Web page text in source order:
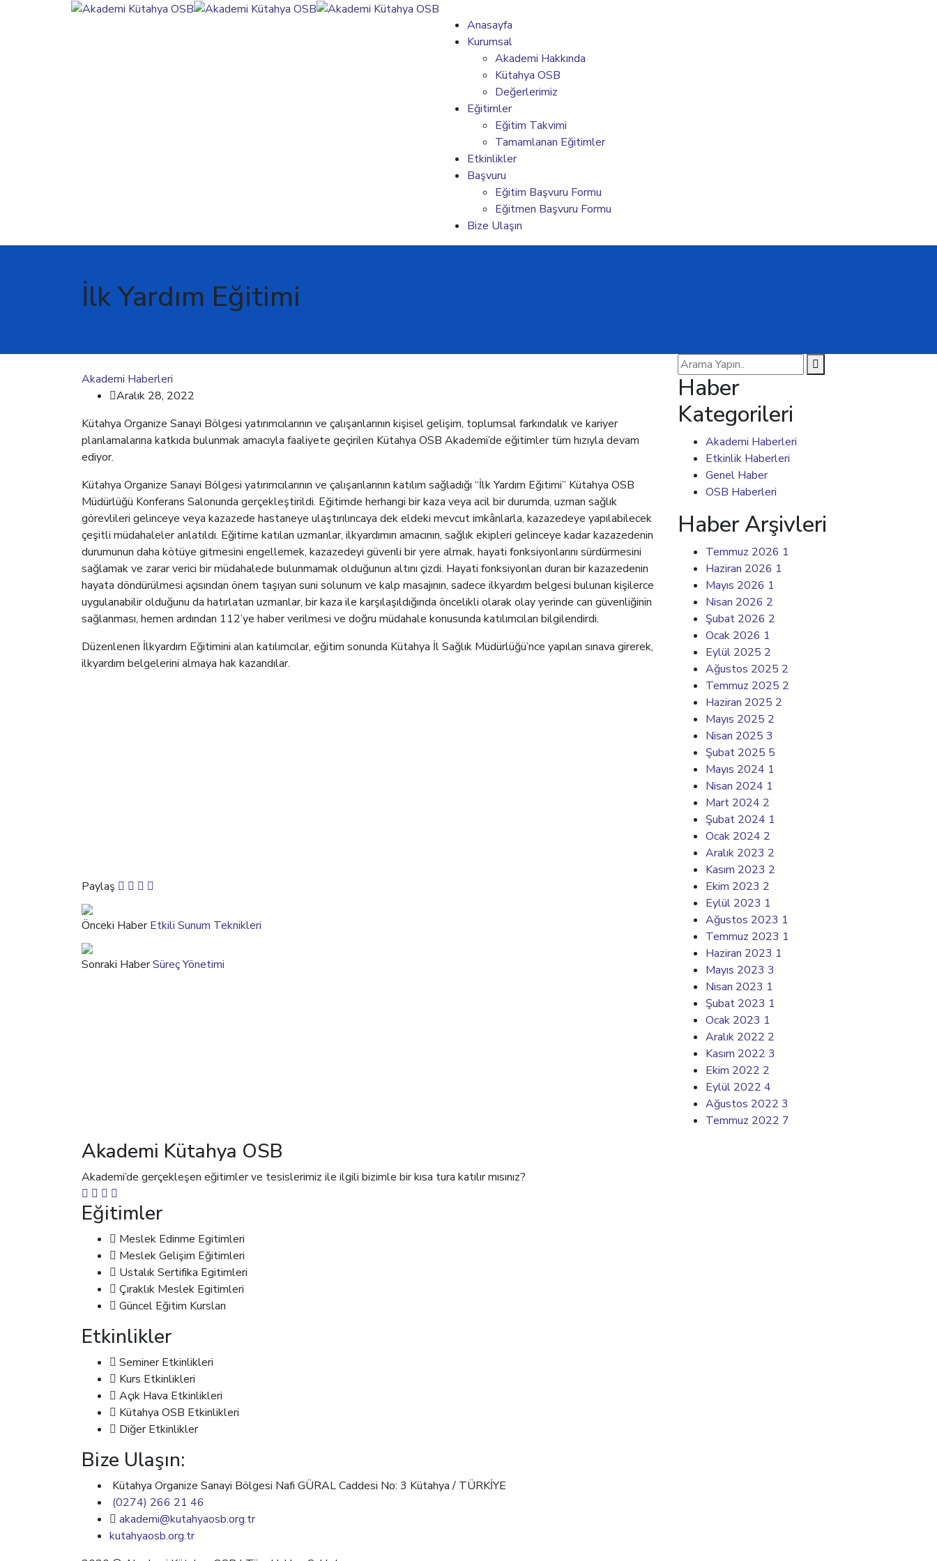
Anasayfa
Kurumsal
Akademi Hakkında
Kütahya OSB
Değerlerimiz
Eğitimler
Eğitim Takvimi
Tamamlanan Eğitimler
Etkinlikler
Başvuru
Eğitim Başvuru Formu
Eğitmen Başvuru Formu
Bize Ulaşın
İlk Yardım Eğitimi
Akademi Haberleri
Aralık 28, 2022
Kütahya Organize Sanayi Bölgesi yatırımcılarının ve çalışanlarının kişisel gelişim, toplumsal farkındalık ve kariyer
planlamalarına katkıda bulunmak amacıyla faaliyete geçirilen Kütahya OSB Akademi’de eğitimler tüm hızıyla devam
ediyor.
Kütahya Organize Sanayi Bölgesi yatırımcılarının ve çalışanlarının katılım sağladığı “İlk Yardım Eğitimi” Kütahya OSB
Müdürlüğü Konferans Salonunda gerçekleştirildi. Eğitimde herhangi bir kaza veya acil bir durumda, uzman sağlık
görevlileri gelinceye veya kazazede hastaneye ulaştırılıncaya dek eldeki mevcut imkânlarla, kazazedeye yapılabilecek
çeşitli müdahaleler anlatıldı. Eğitime katılan uzmanlar, ilkyardımın amacının, sağlık ekipleri gelinceye kadar kazazedenin
durumunun daha kötüye gitmesini engellemek, kazazedeyi güvenli bir yere almak, hayati fonksiyonlarını sürdürmesini
sağlamak ve zarar verici bir müdahalede bulunmamak olduğunun altını çizdi. Hayati fonksiyonları duran bir kazazedenin
hayata döndürülmesi açısından önem taşıyan suni solunum ve kalp masajının, sadece ilkyardım belgesi bulunan kişilerce
uygulanabilir olduğunu da hatırlatan uzmanlar, bir kaza ile karşılaşıldığında öncelikli olarak olay yerinde can güvenliğinin
sağlanması, hemen ardından 112’ye haber verilmesi ve doğru müdahale konusunda katılımcıları bilgilendirdi.
Düzenlenen İlkyardım Eğitimini alan katılımcılar, eğitim sonunda Kütahya İl Sağlık Müdürlüğü’nce yapılan sınava girerek,
ilkyardım belgelerini almaya hak kazandılar.
Paylaş
Önceki Haber Etkili Sunum Teknikleri
Sonraki HaberSüreç Yönetimi
Haber
Kategorileri
Akademi Haberleri
Etkinlik Haberleri
Genel Haber
OSB Haberleri
Haber Arşivleri
Temmuz 2026 1
Haziran 2026 1
Mayıs 2026 1
Nisan 2026 2
Şubat 2026 2
Ocak 2026 1
Eylül 2025 2
Ağustos 2025 2
Temmuz 2025 2
Haziran 2025 2
Mayıs 2025 2
Nisan 2025 3
Şubat 2025 5
Mayıs 2024 1
Nisan 2024 1
Mart 2024 2
Şubat 2024 1
Ocak 2024 2
Aralık 2023 2
Kasım 2023 2
Ekim 2023 2
Eylül 2023 1
Ağustos 2023 1
Temmuz 2023 1
Haziran 2023 1
Mayıs 2023 3
Nisan 2023 1
Şubat 2023 1
Ocak 2023 1
Aralık 2022 2
Kasım 2022 3
Ekim 2022 2
Eylül 2022 4
Ağustos 2022 3
Temmuz 2022 7
Akademi Kütahya OSB
Akademi’de gerçekleşen eğitimler ve tesislerimiz ile ilgili bizimle bir kısa tura katılır mısınız?
Eğitimler
Meslek Edinme Egitimleri
Meslek Gelişim Eğitimleri
Ustalık Sertifika Egitimleri
Çıraklık Meslek Egitimleri
Güncel Eğitim Kursları
Etkinlikler
Seminer Etkinlikleri
Kurs Etkinlikleri
Açık Hava Etkinlikleri
Kütahya OSB Etkinlikleri
Diğer Etkinlikler
Bize Ulaşın:
Kütahya Organize Sanayi Bölgesi Nafi GÜRAL Caddesi No: 3 Kütahya / TÜRKİYE
(0274) 266 21 46
akademi@kutahyaosb.org.tr
kutahyaosb.org.tr